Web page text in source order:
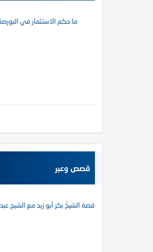
عند المغرب إذا كنا في نزهة؟ما حكم الاستثمار في
قصص وعبر
قصة الشيخُ بكر أبو زيد مع الشيخ عبد